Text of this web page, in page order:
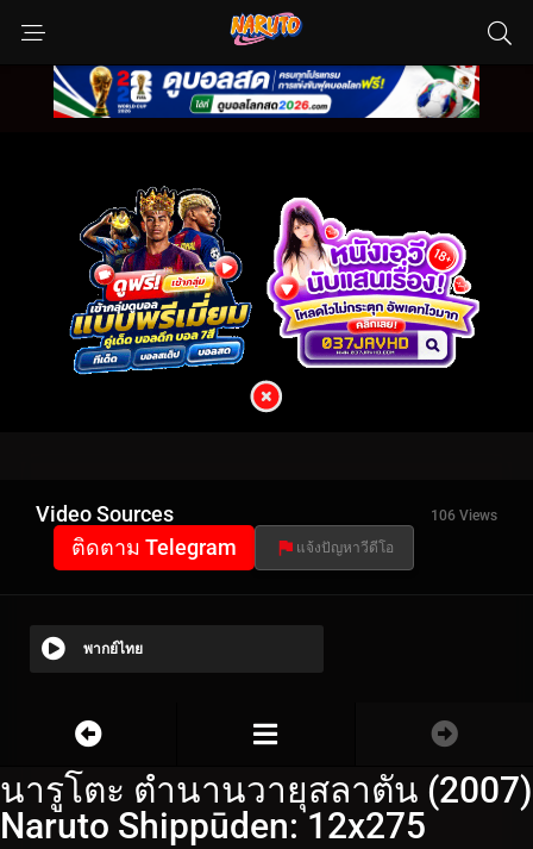
Video Sources 106 Views
ติดตาม Telegram แจ้งปัญหาวีดีโอ
พากย์ไทย
นารูโตะ ตำนานวายุสลาตัน (2007)
Naruto Shippūden: 12x275